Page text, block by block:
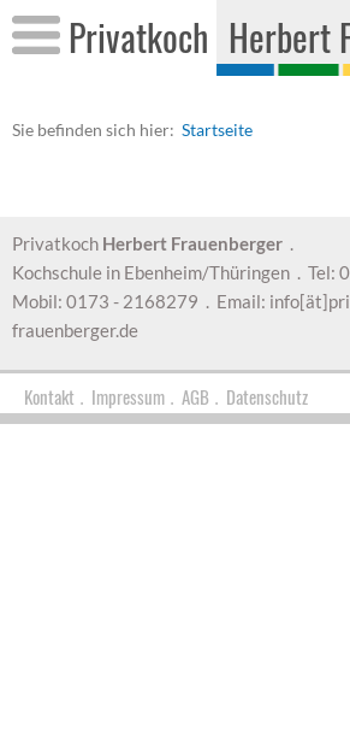
Pri­vat­koch Her­bert
Sie be­fin­den sich hier: Start­sei­te
Privatkoch Herbert Frauenberger .
Kochschule in Ebenheim/Thüringen . Tel:
Mobil: 0173 - 2168279 . Email:
frauenberger.de
Kontakt . Impressum . AGB . Datenschutz